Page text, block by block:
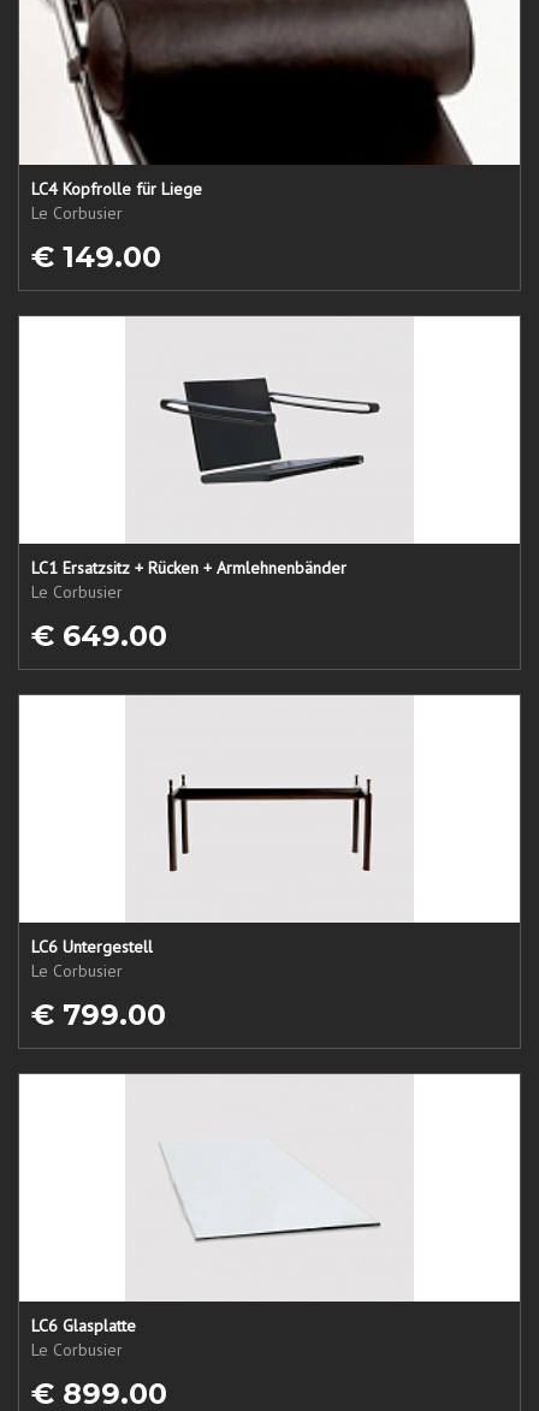
LC4 Kopfrolle für Liege
Le Corbusier
€ 149.00
LC1 Ersatzsitz + Rücken + Armlehnenbänder
Le Corbusier
€ 649.00
LC6 Untergestell
Le Corbusier
€ 799.00
LC6 Glasplatte
Le Corbusier
€ 899.00